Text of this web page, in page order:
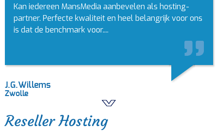
Kan iedereen MansMedia aanbevelen als hosting-
partner. Perfecte kwaliteit en heel belangrijk voor ons
is dat de benchmark voor....
J.G.Willems
Zwolle
Reseller Hosting